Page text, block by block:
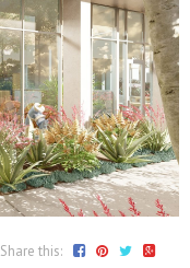
Share this: